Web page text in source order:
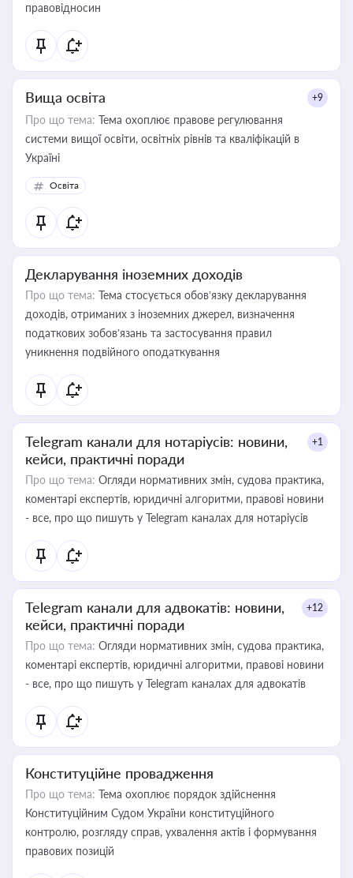
правовідносин
Вища освіта +9
Про що тема: Тема охоплює правове регулювання
системи вищої освіти, освітніх рівнів та кваліфікацій в
Україні
Освіта
Декларування іноземних доходів
Про що тема: Тема стосується обов’язку декларування
доходів, отриманих з іноземних джерел, визначення
податкових зобов’язань та застосування правил
уникнення подвійного оподаткування
Telegram канали для нотаріусів: новини,
кейси, практичні поради
+1
Про що тема: Огляди нормативних змін, судова практика,
коментарі експертів, юридичні алгоритми, правові новини
- все, про що пишуть у Telegram каналах для нотаріусів
Telegram канали для адвокатів: новини,
кейси, практичні поради
+12
Про що тема: Огляди нормативних змін, судова практика,
коментарі експертів, юридичні алгоритми, правові новини
- все, про що пишуть у Telegram каналах для адвокатів
Конституційне провадження
Про що тема: Тема охоплює порядок здійснення
Конституційним Судом України конституційного
контролю, розгляду справ, ухвалення актів і формування
правових позицій